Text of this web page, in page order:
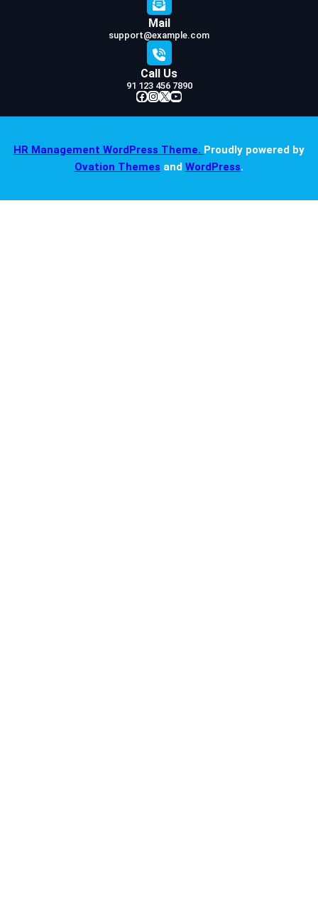
Mail
support@example.com
Call Us
91 123 456 7890
Facebook InstagramX YouTube
HR Management WordPress Theme. Proudly powered by
Ovation Themes and WordPress.